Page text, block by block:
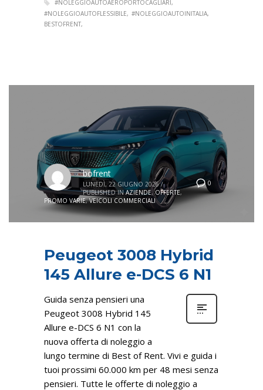
#NOLEGGIOAUTOAEROPORTOCAGLIARI
#NOLEGGIOAUTOFLESSIBILE
#NOLEGGIOAUTOINITALIA
BESTOFRENT
0
bofrent
LUNEDÌ, 22 GIUGNO 2026 /
PUBLISHED IN AZIENDE,OFFERTE,
PROMO VARIE,VEICOLI COMMERCIALI
Peugeot 3008 Hybrid
145 Allure e-DCS 6 N1
Guida senza pensieri una
Peugeot 3008 Hybrid 145
Allure e-DCS 6 N1 con la
nuova offerta di noleggio a
lungo termine di Best of Rent. Vivi e guida i
tuoi prossimi 60.000 km per 48 mesi senza
pensieri. Tutte le offerte di noleggio a